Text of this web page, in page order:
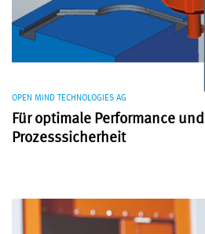
OPEN MIND TECHNOLOGIES AG
Für optimale Performance und
Prozesssicherheit